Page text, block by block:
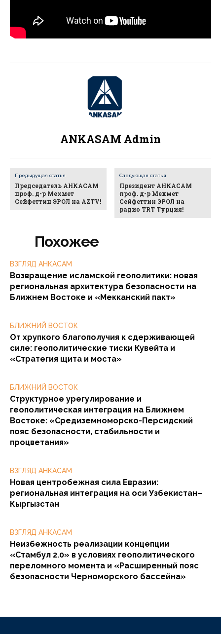
Похожее
ВЗГЛЯД АНКАСАМ
Возвращение исламской геополитики: новая
региональная архитектура безопасности на
Ближнем Востоке и «Мекканский пакт»
БЛИЖНИЙ ВОСТОК
От хрупкого благополучия к сдерживающей
силе: геополитические тиски Кувейта и
«Стратегия щита и моста»
БЛИЖНИЙ ВОСТОК
Структурное урегулирование и
геополитическая интеграция на Ближнем
Востоке: «Средиземноморско-Персидский
пояс безопасности, стабильности и
процветания»
ВЗГЛЯД АНКАСАМ
Новая центробежная сила Евразии:
региональная интеграция на оси Узбекистан–
Кыргызстан
ВЗГЛЯД АНКАСАМ
Неизбежность реализации концепции
«Стамбул 2.0» в условиях геополитического
переломного момента и «Расширенный пояс
безопасности Черноморского бассейна»
ANKASAM Admin
Предыдущая статья
Председатель АНКАСАМ
проф. д-р Мехмет
Сейфеттин ЭРОЛ на AZTV!
Следующая статья
Президент АНКАСАМ
проф. д-р Мехмет
Сейфеттин ЭРОЛ на
радио TRT Турция!